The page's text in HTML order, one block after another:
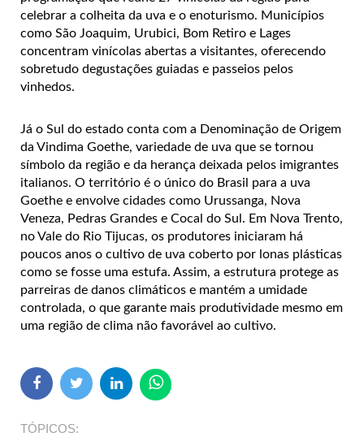
celebrar a colheita da uva e o enoturismo. Municípios
como São Joaquim, Urubici, Bom Retiro e Lages
concentram vinícolas abertas a visitantes, oferecendo
sobretudo degustações guiadas e passeios pelos
vinhedos.
Já o Sul do estado conta com a Denominação de Origem
da Vindima Goethe, variedade de uva que se tornou
símbolo da região e da herança deixada pelos imigrantes
italianos. O território é o único do Brasil para a uva
Goethe e envolve cidades como Urussanga, Nova
Veneza, Pedras Grandes e Cocal do Sul. Em Nova Trento,
no Vale do Rio Tijucas, os produtores iniciaram há
poucos anos o cultivo de uva coberto por lonas plásticas
como se fosse uma estufa. Assim, a estrutura protege as
parreiras de danos climáticos e mantém a umidade
controlada, o que garante mais produtividade mesmo em
uma região de clima não favorável ao cultivo.
TÓPICOS